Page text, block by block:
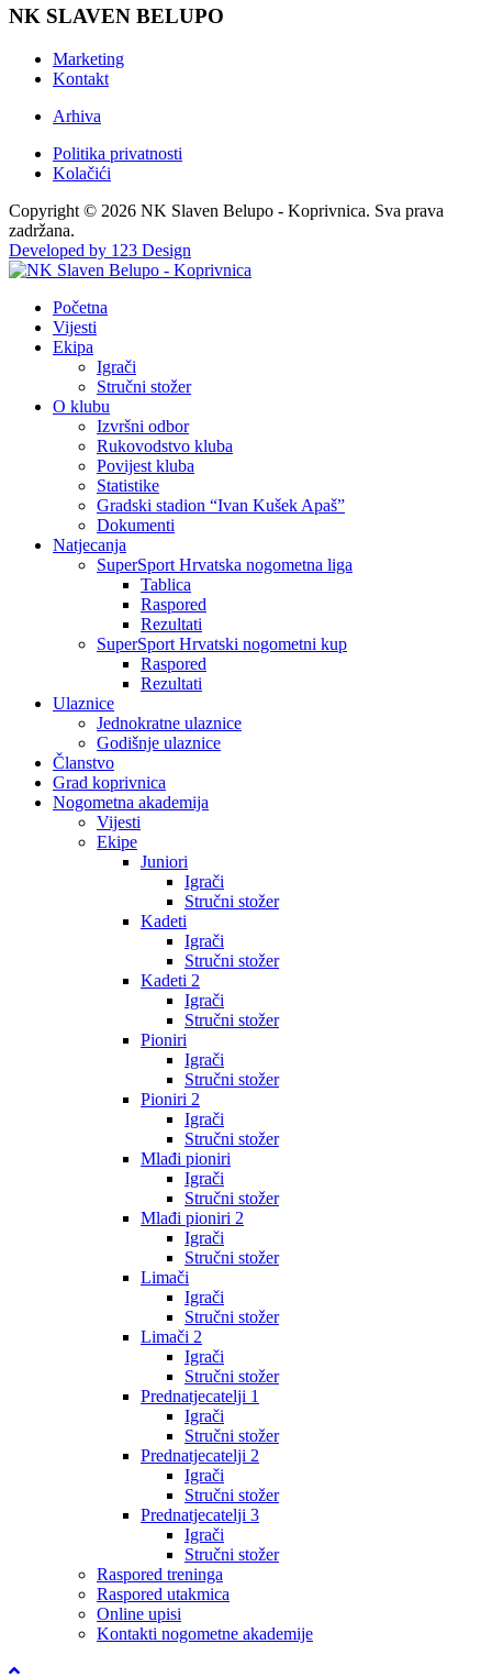
NK SLAVEN BELUPO
Marketing
Kontakt
Arhiva
Politika privatnosti
Kolačići
Copyright © 2026 NK Slaven Belupo - Koprivnica. Sva prava
zadržana.
Developed by 123 Design
Početna
Vijesti
Ekipa
Igrači
Stručni stožer
O klubu
Izvršni odbor
Rukovodstvo kluba
Povijest kluba
Statistike
Gradski stadion “Ivan Kušek Apaš”
Dokumenti
Natjecanja
SuperSport Hrvatska nogometna liga
Tablica
Raspored
Rezultati
SuperSport Hrvatski nogometni kup
Raspored
Rezultati
Ulaznice
Jednokratne ulaznice
Godišnje ulaznice
Članstvo
Grad koprivnica
Nogometna akademija
Vijesti
Ekipe
Juniori
Igrači
Stručni stožer
Kadeti
Igrači
Stručni stožer
Kadeti 2
Igrači
Stručni stožer
Pioniri
Igrači
Stručni stožer
Pioniri 2
Igrači
Stručni stožer
Mlađi pioniri
Igrači
Stručni stožer
Mlađi pioniri 2
Igrači
Stručni stožer
Limači
Igrači
Stručni stožer
Limači 2
Igrači
Stručni stožer
Prednatjecatelji 1
Igrači
Stručni stožer
Prednatjecatelji 2
Igrači
Stručni stožer
Prednatjecatelji 3
Igrači
Stručni stožer
Raspored treninga
Raspored utakmica
Online upisi
Kontakti nogometne akademije